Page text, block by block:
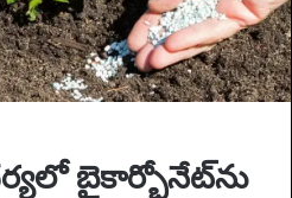
బైకార్బోనేట్‌ను